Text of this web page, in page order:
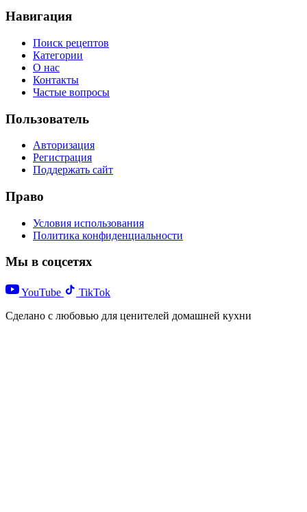
Навигация
Поиск рецептов
Категории
О нас
Контакты
Частые вопросы
Пользователь
Авторизация
Регистрация
Поддержать сайт
Право
Условия использования
Политика конфиденциальности
Мы в соцсетях
YouTube
TikTok
Сделано с любовью для ценителей домашней кухни